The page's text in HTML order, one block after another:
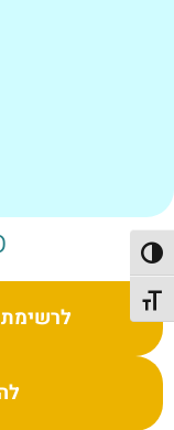
הפעל/כבה ניגודיות
מתג גודל גופן